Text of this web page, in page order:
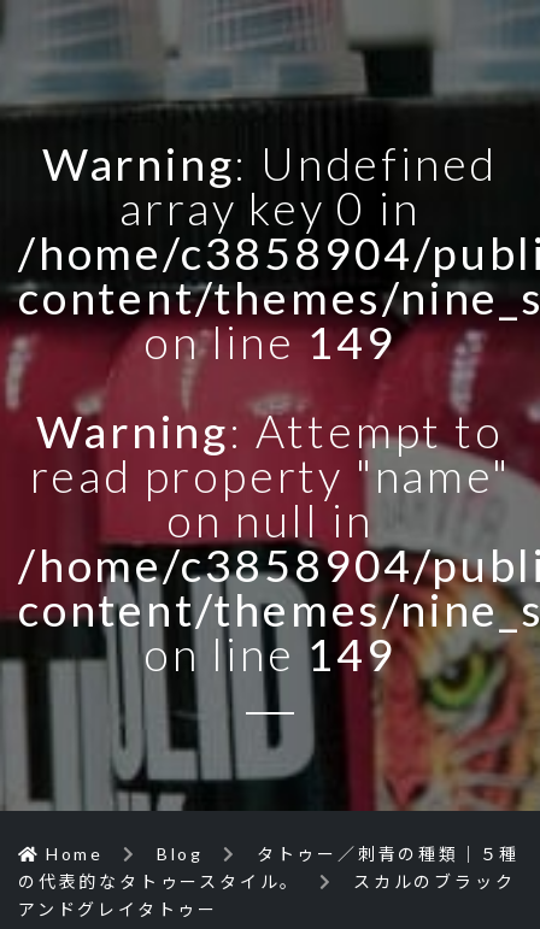
Warning: Undefined
array key 0 in
/home/c3858904/
content/themes/
on line149
Warning: Attempt to
read property "name"
on null in
/home/c3858904/
content/themes/
on line 149
Home Blog
タトゥー／刺青の種類｜５種
の代表的なタトゥースタイル。
スカルのブラック
アンドグレイタトゥー